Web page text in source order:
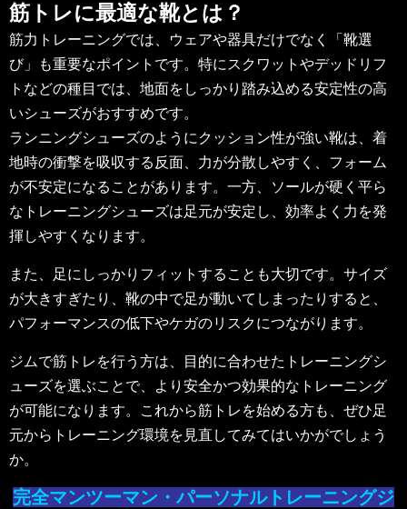
筋トレに最適な靴とは？
筋力トレーニングでは、ウェアや器具だけでなく「靴選
び」も重要なポイントです。特にスクワットやデッドリフ
トなどの種目では、地面をしっかり踏み込める安定性の高
いシューズがおすすめです。
ランニングシューズのようにクッション性が強い靴は、着
地時の衝撃を吸収する反面、力が分散しやすく、フォーム
が不安定になることがあります。一方、ソールが硬く平ら
なトレーニングシューズは足元が安定し、効率よく力を発
揮しやすくなります。
また、足にしっかりフィットすることも大切です。サイズ
が大きすぎたり、靴の中で足が動いてしまったりすると、
パフォーマンスの低下やケガのリスクにつながります。
ジムで筋トレを行う方は、目的に合わせたトレーニングシ
ューズを選ぶことで、より安全かつ効果的なトレーニング
が可能になります。これから筋トレを始める方も、ぜひ足
元からトレーニング環境を見直してみてはいかがでしょう
か。
完全マンツーマン・パーソナルトレーニングジ